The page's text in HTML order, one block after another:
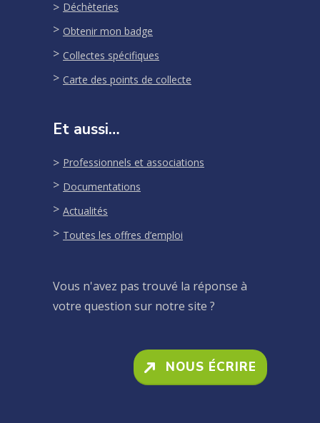
Déchèteries
Obtenir mon badge
Collectes spécifiques
Carte des points de collecte
Et aussi…
Professionnels et associations
Documentations
Actualités
Toutes les offres d’emploi
Vous n'avez pas trouvé la réponse à
votre question sur notre site ?
NOUS ÉCRIRE